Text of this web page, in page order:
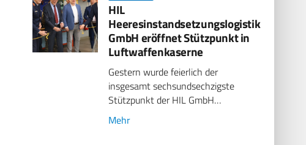
HIL
Heeresinstandsetzungslogistik
GmbH eröffnet Stützpunkt in
Luftwaffenkaserne
Gestern wurde feierlich der
insgesamt sechsundsechzigste
Stützpunkt der HIL GmbH…
Mehr